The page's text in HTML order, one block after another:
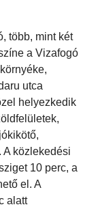
több, mint két
a Vizafogó
utca
helyezkedik
A közlekedési
10 perc, a
el. A
alatt